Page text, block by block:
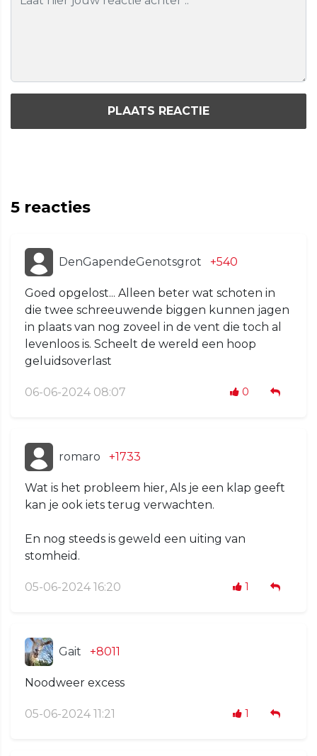
PLAATS REACTIE
5 reacties
DenGapendeGenotsgrot +540
Goed opgelost... Alleen beter wat schoten in
die twee schreeuwende biggen kunnen jagen
in plaats van nog zoveel in de vent die toch al
levenloos is. Scheelt de wereld een hoop
geluidsoverlast
06-06-2024 08:07 0
romaro +1733
Wat is het probleem hier, Als je een klap geeft
kan je ook iets terug verwachten.
En nog steeds is geweld een uiting van
stomheid.
05-06-2024 16:20 1
Gait +8011
Noodweer excess
05-06-2024 11:21 1